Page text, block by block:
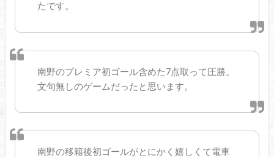
たです。
南野のプレミア初ゴール含めた7点取って圧勝。
文句無しのゲームだったと思います。
南野の移籍後初ゴールがとにかく嬉しくて電車